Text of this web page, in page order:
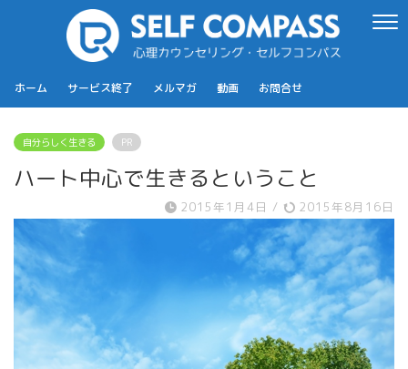
ホーム サービス終了 メルマガ 動画 お問合せ
自分らしく生きる PR
ハート中心で生きるということ
2015年1月4日 / 2015年8月16日